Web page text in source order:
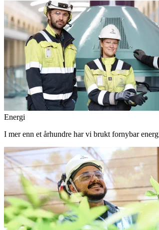
Energi
I mer enn et århundre har vi brukt fornybar